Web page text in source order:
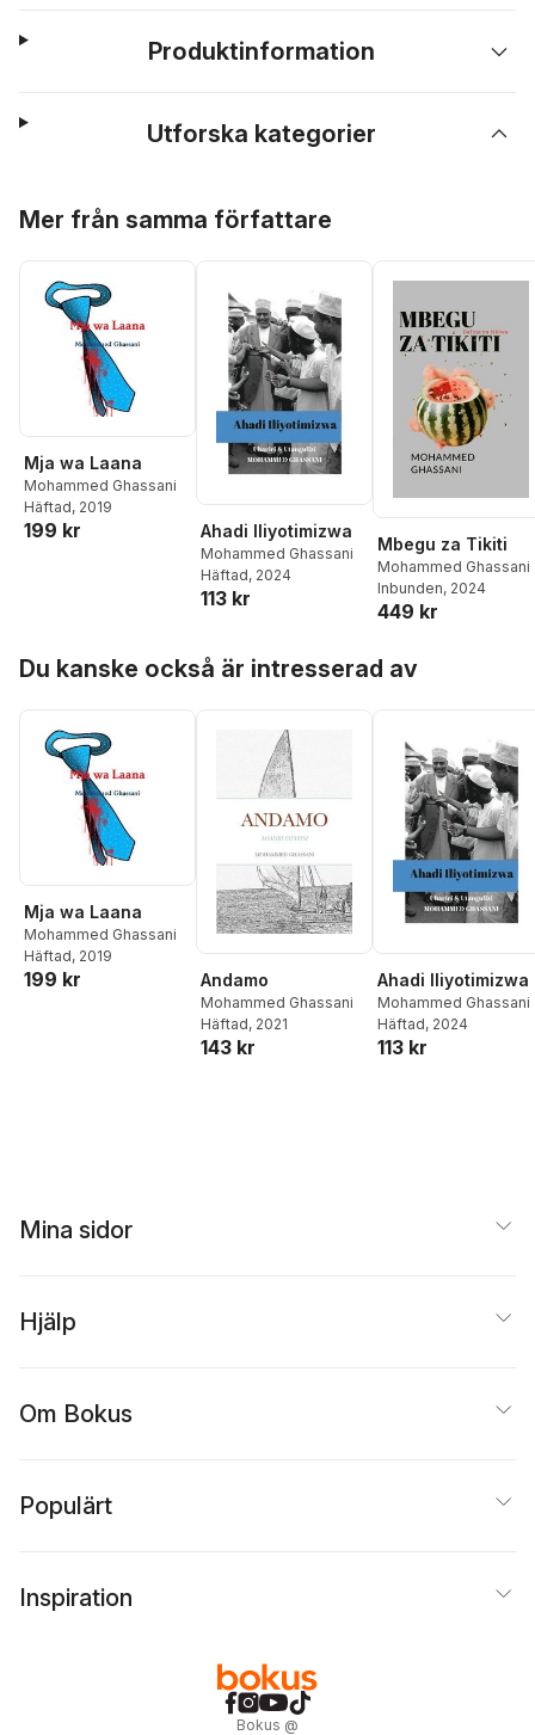
Produktinformation
Utforska kategorier
Mer från samma författare
Mja wa Laana
Mohammed Ghassani
Häftad, 2019
199 kr Ahadi Iliyotimizwa
Mohammed Ghassani
Häftad, 2024
113 kr
Mbegu za Tikiti
Mohammed Ghassani
Inbunden, 2024
449 kr
Du kanske också är intresserad av
Mja wa Laana
Mohammed Ghassani
Häftad, 2019
199 kr Andamo
Mohammed Ghassani
Häftad, 2021
143 kr
Ahadi Iliyotimizwa
Mohammed Ghassani
Häftad, 2024
113 kr
Mina sidor
Hjälp
Om Bokus
Populärt
Inspiration
Bokus @